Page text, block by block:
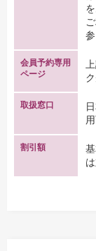
会員予約専用
ページ
取扱窓口
割引額